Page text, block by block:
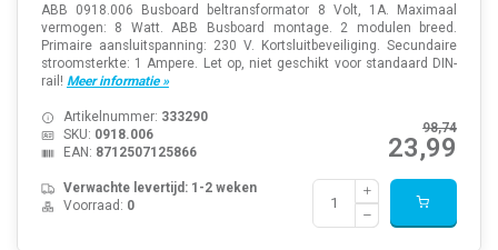
ABB 0918.006 Busboard beltransformator 8 Volt, 1A. Maximaal
vermogen: 8 Watt. ABB Busboard montage. 2 modulen breed.
Primaire aansluitspanning: 230 V. Kortsluitbeveiliging. Secundaire
stroomsterkte: 1 Ampere. Let op, niet geschikt voor standaard DIN-
rail! Meer informatie »
98,74
23,99
Artikelnummer: 333290
SKU: 0918.006
EAN: 8712507125866
Verwachte levertijd: 1-2 weken
Voorraad: 0